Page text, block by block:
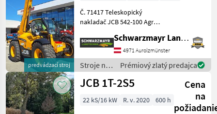
predvádzací stroj
Č. 71417 Teleskopický
nakladač JCB 542-100 Agri
4, 2 tony - s výškou zdvihu
9, 8 metra - s 4-valcovým
motorom JCB Dieselmax
Common Rail s
Schwarzmayr Landtechnik GmbH - Aurolzmünster
4971 Aurolzmünster
Stroje na
stavbu /
JCB
Prémiový zlatý predajca
JCB 1T-2S5
Cena
na
22 kS/16 kW R. v. 2020 600 h